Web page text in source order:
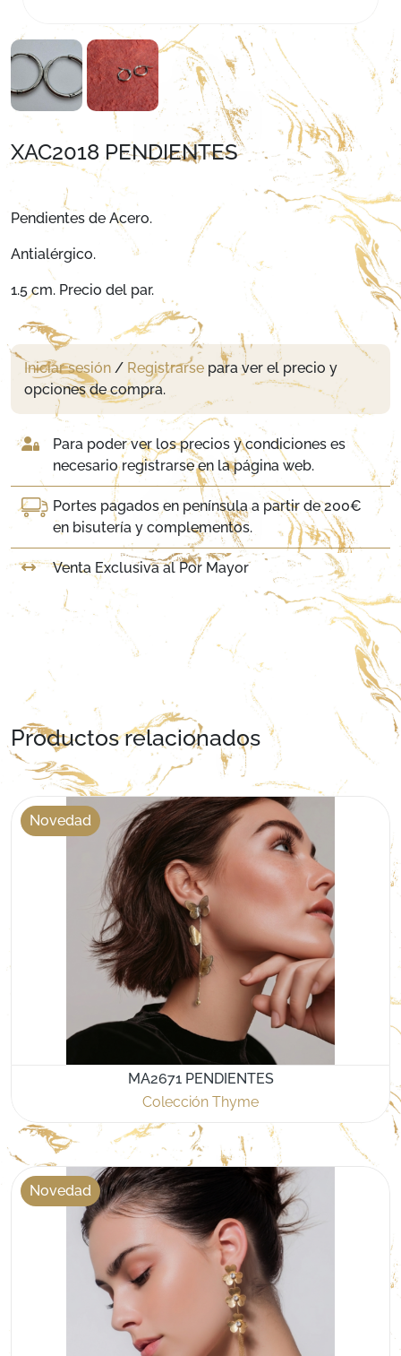
XAC2018 PENDIENTES
Pendientes de Acero.
Antialérgico.
1.5 cm. Precio del par.
Iniciar sesión / Registrarse para ver el precio y
opciones de compra.
Para poder ver los precios y condiciones es
necesario registrarse en la página web.
Portes pagados en península a partir de 200€
en bisutería y complementos.
Venta Exclusiva al Por Mayor
Productos relacionados
Novedad
MA2671 PENDIENTES
Colección Thyme
Novedad